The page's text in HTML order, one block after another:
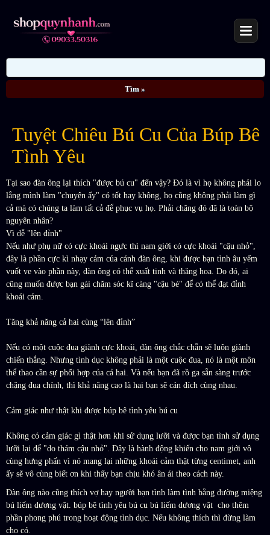
Tuyệt Chiêu Bú Cu Của Búp Bê
Tình Yêu
Tại sao đàn ông lại thích "được bú cu" đến vậy? Đó là vì họ không phải lo
lắng mình làm "chuyện ấy" có tốt hay không, họ cũng không phải làm gì
cả mà có chúng ta làm tất cả để phục vụ họ. Phải chăng đó đã là toàn bộ
nguyên nhân?
Vì dễ "lên đỉnh"
Nếu như phụ nữ có cực khoái ngực thì nam giới có cực khoái "cậu nhỏ",
đây là phần cực kì nhạy cảm của cánh đàn ông, khi được bạn tình âu yếm
vuốt ve vào phần này, đàn ông có thể xuất tinh và thăng hoa. Do đó, ai
cũng muốn được bạn gái chăm sóc kĩ càng "cậu bé" để có thể đạt đỉnh
khoái cảm.
Tăng khả năng cả hai cùng “lên đỉnh”
Nếu có một cuộc đua giành cực khoái, đàn ông chắc chắn sẽ luôn giành
chiến thắng. Nhưng tình dục không phải là một cuộc đua, nó là một môn
thể thao cần sự phối hợp của cả hai. Và nếu bạn đã rồ ga sẵn sàng trước
chặng đua chính, thì khả năng cao là hai bạn sẽ cán đích cùng nhau.
Cảm giác như thật khi được búp bê tình yêu bú cu
Không có cảm giác gì thật hơn khi sử dụng lưỡi và được bạn tình sử dụng
lưỡi lại để "do thám cậu nhỏ". Đây là hành động khiến cho nam giới vô
cùng hưng phấn vì nó mang lại những khoái cảm thật từng centimet, anh
ấy sẽ vô cùng biết ơn khi thấy bạn chịu khó ân ái theo cách này.
Đàn ông nào cũng thích vợ hay người bạn tình làm tình bằng đường miệng
bú liếm dương vật. búp bê tình yêu bú cu bú liếm dương vật cho thêm
phần phong phú trong hoạt động tình dục. Nếu không thích thì đừng làm
cho có.